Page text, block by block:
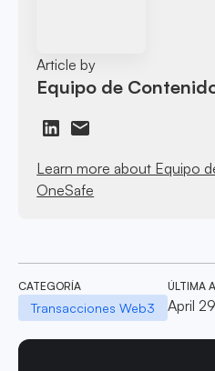
Article by
Equipo de
Learn more about Equipo
OneSafe
CATEGORÍA
Transacciones Web3
ÚLTIMA
April